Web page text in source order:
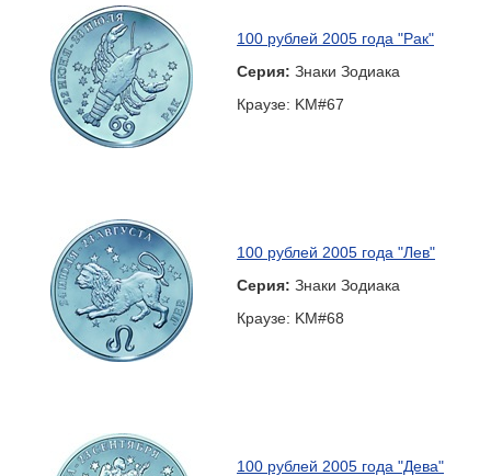
100 рублей 2005 года "Рак"
Серия: Знаки Зодиака
Краузе: KM#67
100 рублей 2005 года "Лев"
Серия: Знаки Зодиака
Краузе: KM#68
100 рублей 2005 года "Дева"